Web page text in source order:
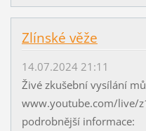
Zlínské věže
14.07.2024 21:11
Živé zkušební vysílání
www.youtube.com/live/
podrobnější informace: